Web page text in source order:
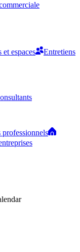
et espaces
Entretiens
professionnels